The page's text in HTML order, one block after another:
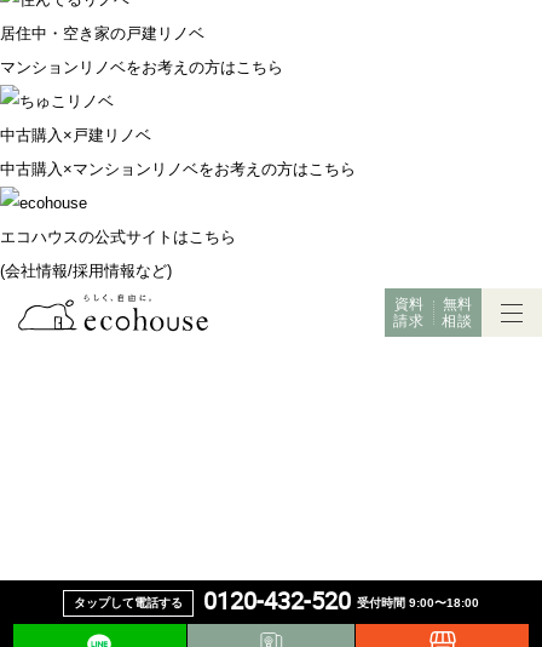
居住中・空き家の戸建リノベ
マンションリノベをお考えの方はこちら
中古購入×戸建リノベ
中古購入×マンションリノベをお考えの方はこちら
エコハウスの公式サイトはこちら
(会社情報/採用情報など)
資料
請求
無料
相談
タップして電話する 0120-432-520 受付時間 9:00〜18:00